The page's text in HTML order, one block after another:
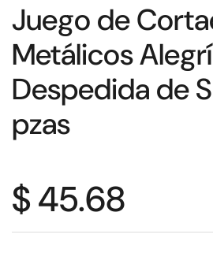
Juego de
Metálicos
Despedida de
pzas
$ 45.68